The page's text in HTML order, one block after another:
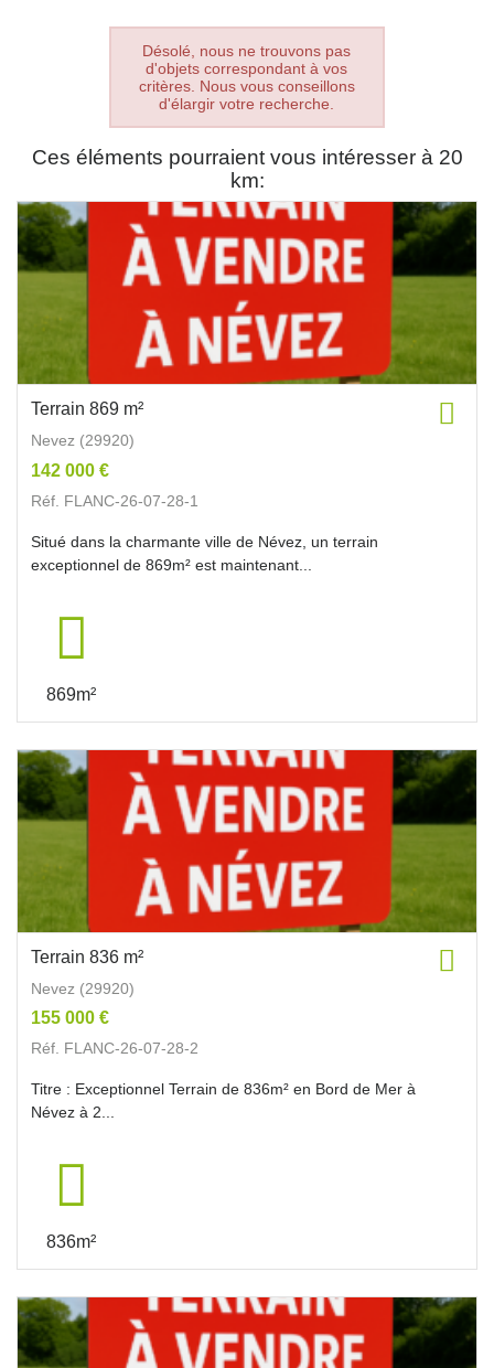
Désolé, nous ne trouvons pas
d'objets correspondant à vos
critères. Nous vous conseillons
d'élargir votre recherche.
Ces éléments pourraient vous intéresser à 20
km:
Terrain 869 m²
Nevez (29920)
142 000 €
Réf. FLANC-26-07-28-1
Situé dans la charmante ville de Névez, un terrain
exceptionnel de 869m² est maintenant...
869m²
Terrain 836 m²
Nevez (29920)
155 000 €
Réf. FLANC-26-07-28-2
Titre : Exceptionnel Terrain de 836m² en Bord de Mer à
Névez à 2...
836m²